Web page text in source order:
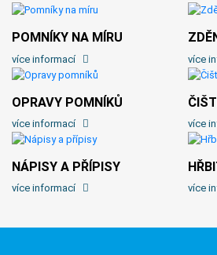
POMNÍKY NA MÍRU
více informací více
OPRAVY POMNÍKŮ
více informací více
NÁPISY A PŘÍPISY
více informací více